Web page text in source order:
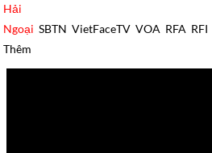
Hải
Ngoại SBTN VietFaceTV VOA RFA RFI
Thêm